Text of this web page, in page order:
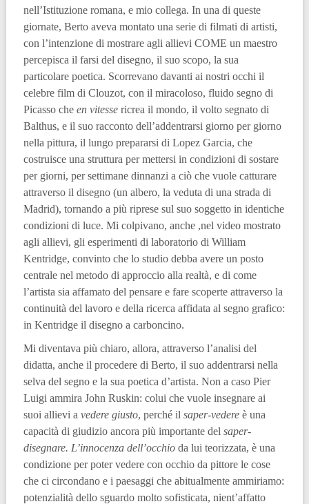
nell’Istituzione romana, e mio collega. In una di queste
giornate, Berto aveva montato una serie di filmati di artisti,
con l’intenzione di mostrare agli allievi COME un maestro
percepisca il farsi del disegno, il suo scopo, la sua
particolare poetica. Scorrevano davanti ai nostri occhi il
celebre film di Clouzot, con il miracoloso, fluido segno di
Picasso che en vitessericrea il mondo, il volto segnato di
Balthus, e il suo racconto dell’addentrarsi giorno per giorno
nella pittura, il lungo prepararsi di Lopez Garcia, che
costruisce una struttura per mettersi in condizioni di sostare
per giorni, per settimane dinnanzi a ciò che vuole catturare
attraverso il disegno (un albero, la veduta di una strada di
Madrid), tornando a più riprese sul suo soggetto in identiche
condizioni di luce. Mi colpivano, anche ,nel video mostrato
agli allievi, gli esperimenti di laboratorio di William
Kentridge, convinto che lo studio debba avere un posto
centrale nel metodo di approccio alla realtà, e di come
l’artista sia affamato del pensare e fare scoperte attraverso la
continuità del lavoro e della ricerca affidata al segno grafico:
in Kentridge il disegno a carboncino.
Mi diventava più chiaro, allora, attraverso l’analisi del
didatta, anche il procedere di Berto, il suo addentrarsi nella
selva del segno e la sua poetica d’artista. Non a caso Pier
Luigi ammira John Ruskin: colui che vuole insegnare ai
suoi allievi a vedere giusto, perché il saper-vedereè una
capacità di giudizio ancora più importante del saper-
disegnare. L’innocenza dell’occhioda lui teorizzata, è una
condizione per poter vedere con occhio da pittore le cose
che ci circondano e i paesaggi che abitualmente ammiriamo:
potenzialità dello sguardo molto sofisticata, nient’affatto